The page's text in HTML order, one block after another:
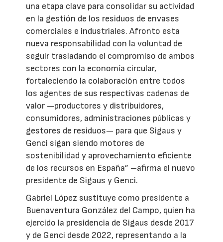
una etapa clave para consolidar su actividad
en la gestión de los residuos de envases
comerciales e industriales. Afronto esta
nueva responsabilidad con la voluntad de
seguir trasladando el compromiso de ambos
sectores con la economía circular,
fortaleciendo la colaboración entre todos
los agentes de sus respectivas cadenas de
valor —productores y distribuidores,
consumidores, administraciones públicas y
gestores de residuos— para que Sigaus y
Genci sigan siendo motores de
sostenibilidad y aprovechamiento eficiente
de los recursos en España” –afirma el nuevo
presidente de Sigaus y Genci.
Gabriel López sustituye como presidente a
Buenaventura González del Campo, quien ha
ejercido la presidencia de Sigaus desde 2017
y de Genci desde 2022, representando a la